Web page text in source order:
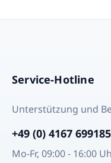
Service-Hotline
Unterstützung und
+49 (0) 4167
Mo-Fr, 09:00 - 16:00